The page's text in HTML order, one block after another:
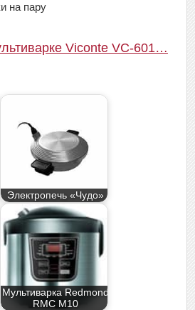
на пару
Viconte VC-601…
Электропечь «Чудо»
Мультиварка Redmond
RMC M10